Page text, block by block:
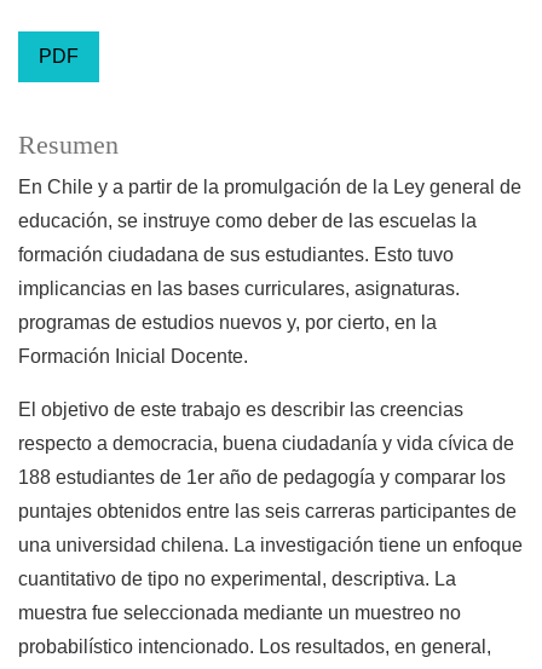
PDF
Resumen
En Chile y a partir de la promulgación de la Ley general de
educación, se instruye como deber de las escuelas la
formación ciudadana de sus estudiantes. Esto tuvo
implicancias en las bases curriculares, asignaturas.
programas de estudios nuevos y, por cierto, en la
Formación Inicial Docente.
El objetivo de este trabajo es describir las creencias
respecto a democracia, buena ciudadanía y vida cívica de
188 estudiantes de 1er año de pedagogía y comparar los
puntajes obtenidos entre las seis carreras participantes de
una universidad chilena. La investigación tiene un enfoque
cuantitativo de tipo no experimental, descriptiva. La
muestra fue seleccionada mediante un muestreo no
probabilístico intencionado. Los resultados, en general,